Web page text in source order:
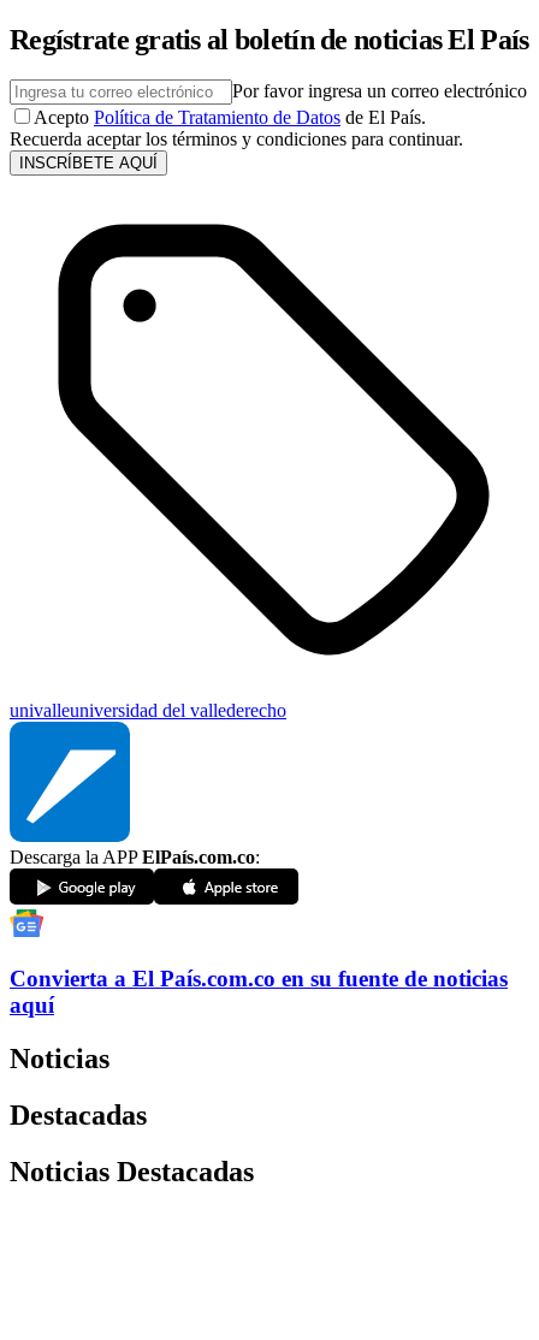
Regístrate gratis al boletín de noticias El País
Por favor ingresa un correo electrónico
Acepto Política de Tratamiento de Datos de El País.
Recuerda aceptar los términos y condiciones para continuar.
INSCRÍBETE AQUÍ
univalleuniversidad del vallederecho
Descarga la APPElPaís.com.co:
Convierta a El País.com.co en su fuente de noticias
aquí
Noticias
Destacadas
Noticias Destacadas